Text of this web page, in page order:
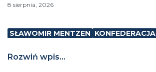
8 sierpnia, 2026
SŁAWOMIR MENTZEN KONFEDERACJA
Rozwiń wpis...